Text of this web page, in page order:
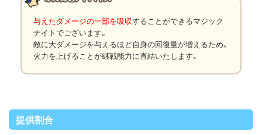
与えたダメージの一部を吸収することができるマジック
ナイトでございます。
敵に大ダメージを与えるほど自身の回復量が増えるため、
火力を上げることが継戦能力に直結いたします。
提供割合